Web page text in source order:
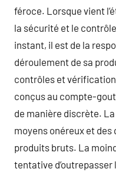
féroce. Lorsque vient
la sécurité et le
instant, il est de la
déroulement de sa
contrôles et
conçus au compte-
de manière discrète.
moyens onéreux et
produits bruts. La
tentative